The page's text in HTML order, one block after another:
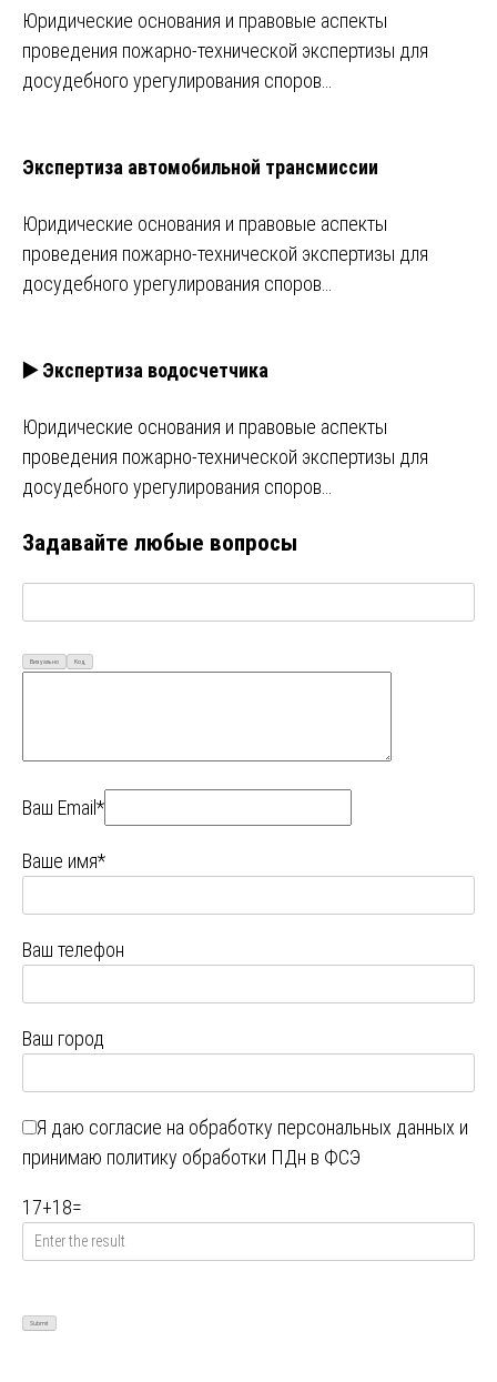
Юридические основания и правовые аспекты
проведения пожарно-технической экспертизы для
досудебного урегулирования споров…
Экспертиза автомобильной трансмиссии
Юридические основания и правовые аспекты
проведения пожарно-технической экспертизы для
досудебного урегулирования споров…
▶️ Экспертиза водосчетчика
Юридические основания и правовые аспекты
проведения пожарно-технической экспертизы для
досудебного урегулирования споров…
Задавайте любые вопросы
Визуально Код
Ваш Email*
Ваше имя*
Ваш телефон
Ваш город
Я даю согласие на обработку персональных данных и
принимаю политику обработки ПДн в ФСЭ
17+18=